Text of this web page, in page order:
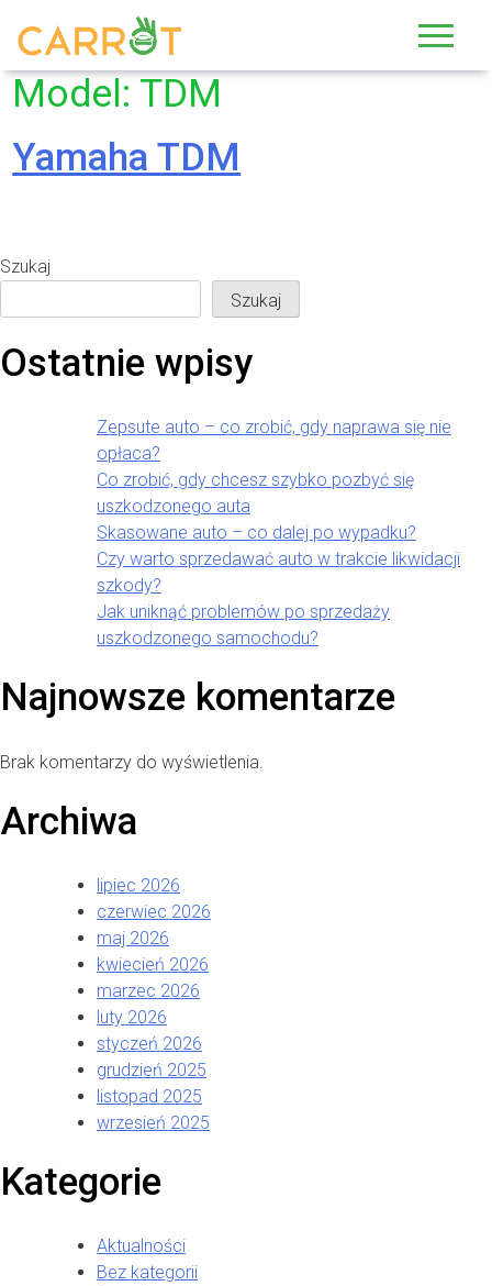
Model: TDM
Yamaha TDM
Szukaj
Szukaj
Ostatnie wpisy
Zepsute auto – co zrobić, gdy naprawa się nie
opłaca?
Co zrobić, gdy chcesz szybko pozbyć się
uszkodzonego auta
Skasowane auto – co dalej po wypadku?
Czy warto sprzedawać auto w trakcie likwidacji
szkody?
Jak uniknąć problemów po sprzedaży
uszkodzonego samochodu?
Najnowsze komentarze
Brak komentarzy do wyświetlenia.
Archiwa
lipiec 2026
czerwiec 2026
maj 2026
kwiecień 2026
marzec 2026
luty 2026
styczeń 2026
grudzień 2025
listopad 2025
wrzesień 2025
Kategorie
Aktualności
Bez kategorii